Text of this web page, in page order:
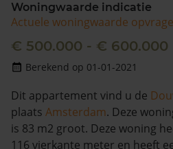
Woningwaarde indicatie
Actuele woningwaarde
€ 500.000 - € 600.000
Berekend op 01-01-2021
Dit appartement vind u de
plaats Amsterdam. Deze
is 83 m2 groot. Deze woning
116 vierkante meter en heeft